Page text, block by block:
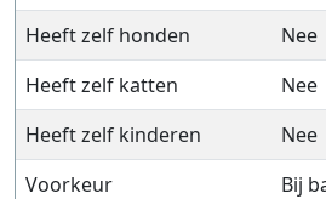
Heeft zelf honden
Nee
Heeft zelf katten
Nee
Heeft zelf kinderen
Nee
Voorkeur
Bij